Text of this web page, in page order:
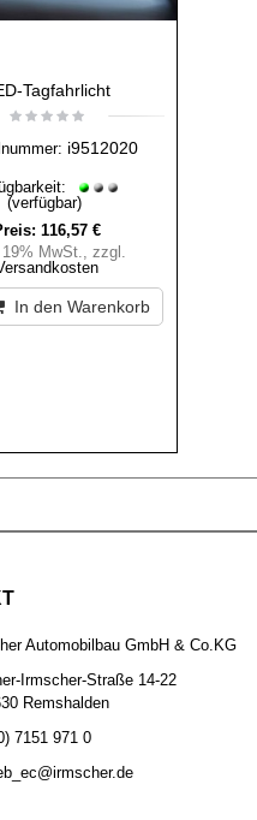
Tagfahrlicht
i9512020
(verfügbar)
116,57 €
19% MwSt.,zzgl.
In den Warenkorb
Automobilbau GmbH & Co.KG
Irmscher-Straße 14-22
Remshalden
7151 971 0